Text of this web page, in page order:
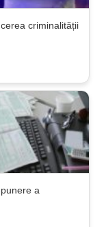
criminalității
a